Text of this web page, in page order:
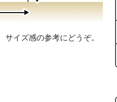
イズ感の参考にどうぞ。